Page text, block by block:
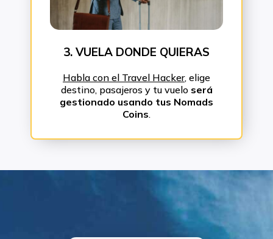
3. VUELA DONDE QUIERAS
Habla con el Travel Hacker, elige
destino, pasajeros y tu vuelo será
gestionado usando tus Nomads
Coins.